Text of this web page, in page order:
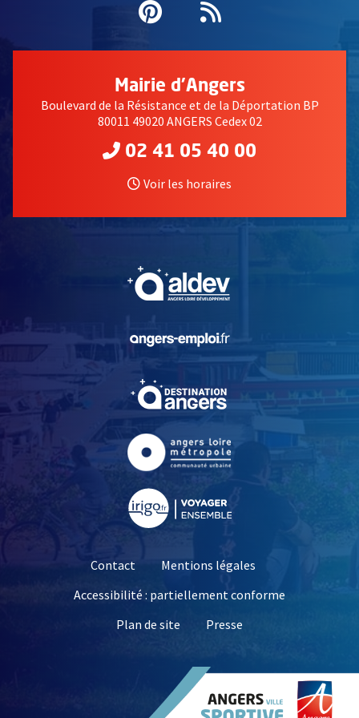
Pinterest
, Ouvre une
Flux RSS
Mairie d'Angers
Boulevard de la Résistance et de la Déportation BP
80011 49020 ANGERS Cedex 02
02 41 05 40 00
Voir les horaires
, Ouvre une nouvelle
, Ouvre une nouvelle
Contact
Mentions légales
Accessibilité : partiellement conforme
Plan de site
Presse